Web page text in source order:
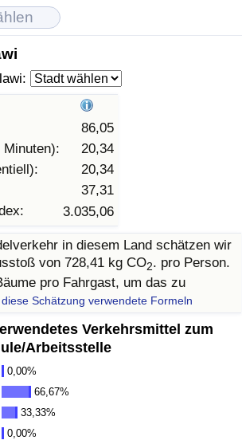
86,05
20,34
20,34
37,31
3.035,06
in diesem Land schätzen wir
von 728,41 kg CO2. pro Person.
pro Fahrgast, um das zu
Schätzung verwendete Formeln
Verkehrsmittel zum
Arbeitsstelle
0,00%
66,67%
33,33%
0,00%
Index (aktuell)
Index
Index nach Land
(aktuell)
nach Land
(aktuell)
nach Land
(aktuell)
nach Land
Index (aktuell)